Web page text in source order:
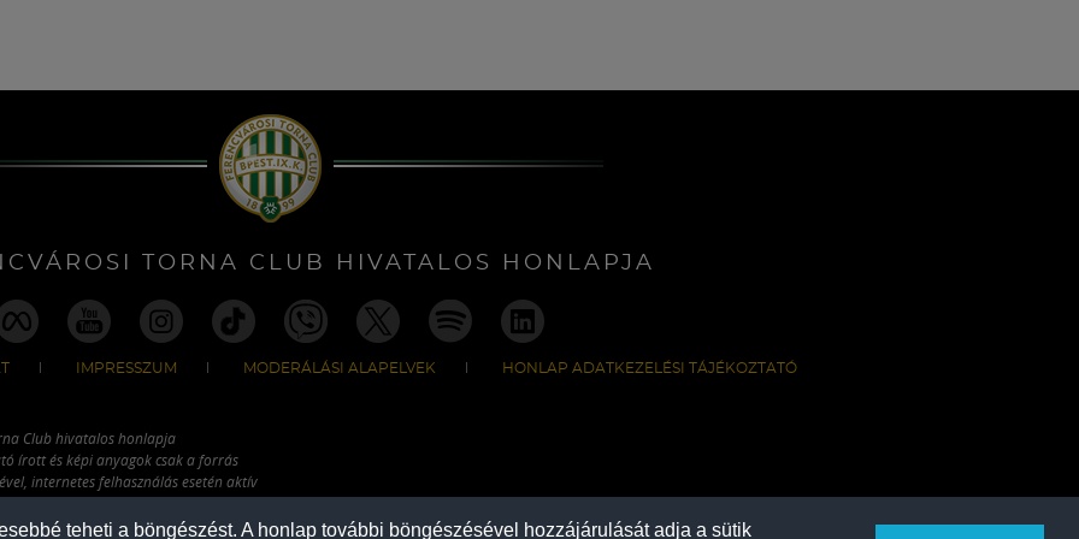
teheti a böngészést. A honlap további böngészésével hozzájárulását adja a sütik
TORNA CLUB HIVATALOS HONLAPJA
IMPRESSZUM MODERÁLÁSI ALAPELVEK HONLAP ADATKEZELÉSI TÁJÉKOZTATÓ
Club hivatalos honlapja
írott és képi anyagok csak a forrás
internetes felhasználás esetén aktív
fel.